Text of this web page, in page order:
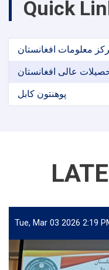
Quick
عالی افغانستان
پوهنتون کابل
Tue, Mar 03 2026 2:19